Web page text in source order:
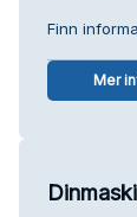
Finn
Mer